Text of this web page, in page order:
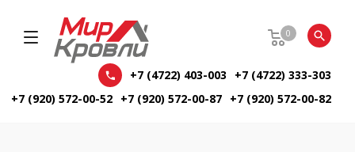
0
+7 (4722) 403-003
+7 (4722) 333-303
+7 (920) 572-00-52 +7 (920) 572-00-87 +7 (920) 572-00-82